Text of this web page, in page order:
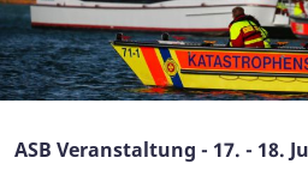
ASB Veranstaltung - 17. - 18.